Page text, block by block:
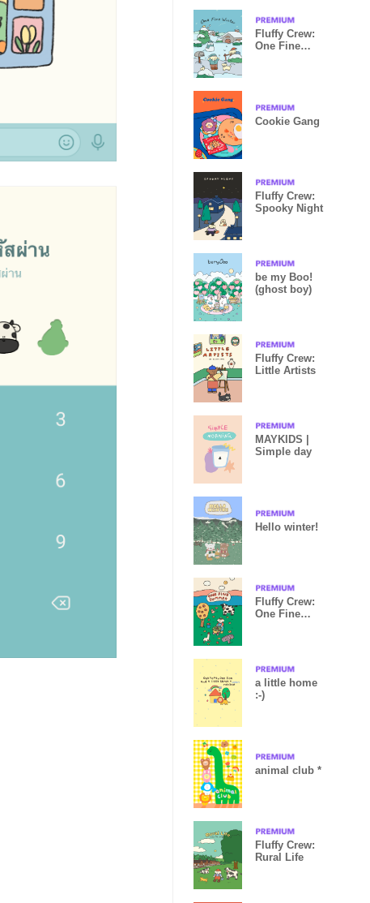
Fluffy Crew:
One Fine
Cookie Gang
Fluffy Crew:
Spooky Night
be my Boo!
(ghost boy)
Fluffy Crew:
Little Artists
MAYKIDS |
Simple day
Hello winter!
Fluffy Crew:
One Fine
a little home
:-)
animal club *
Fluffy Crew:
Rural Life